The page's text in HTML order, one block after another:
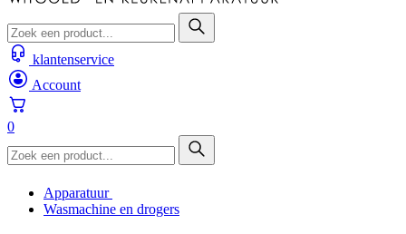
klantenservice
Account
0
Apparatuur
Wasmachine en drogers